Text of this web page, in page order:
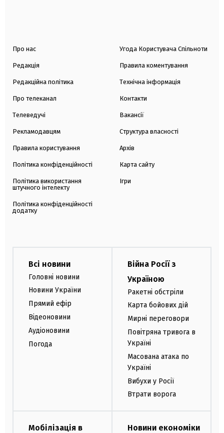
Про нас
Редакція
Редакційна політика
Про телеканал
Телеведучі
Рекламодавцям
Правила користування
Політика конфіденційності
Політика використання
штучного інтелекту
Політика конфіденційності
додатку
Угода Користувача Спільноти
Правила коментування
Технічна інформація
Контакти
Вакансії
Структура власності
Архів
Карта сайту
Ігри
Всі новини
Головні новини
Новини України
Прямий ефір
Відеоновини
Аудіоновини
Погода
Війна Росії з
Україною
Ракетні обстріли
Карта бойових дій
Мирні переговори
Повітряна тривога в
Україні
Масована атака по
Україні
Вибухи у Росії
Втрати ворога
Мобілізація в
Новини економіки